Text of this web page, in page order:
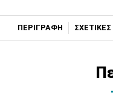
ΠΕΡΙΓΡΑΦΗ